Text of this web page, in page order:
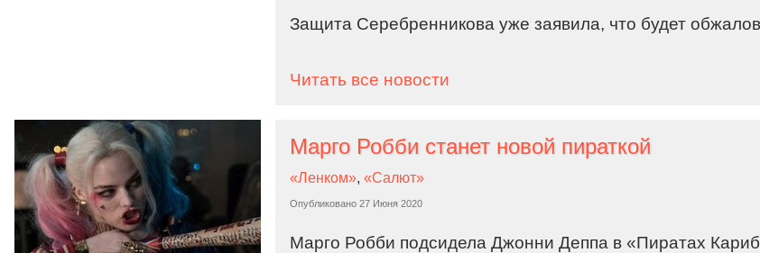
Защита Серебренникова уже заявила, что будет
Читать все новости
Марго Робби станет новой пираткой
Опубликовано 27 Июня 2020
«Ленком», «Салют»
Марго Робби подсидела Джонни Деппа в «Пиратах